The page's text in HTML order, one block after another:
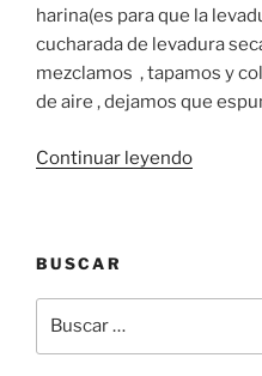
harina(es para que la
cucharada de levadura
mezclamos , tapamos y
de aire , dejamos que
Continuar leyendo«PAN
BUSCAR
por: